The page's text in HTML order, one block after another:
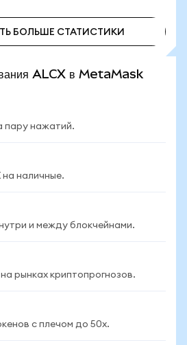
БОЛЬШЕ СТАТИСТИКИ
ALCX в MetaMask
пару нажатий.
наличные.
и между блокчейнами.
на рынках криптопрогнозов.
с плечом до 50x.